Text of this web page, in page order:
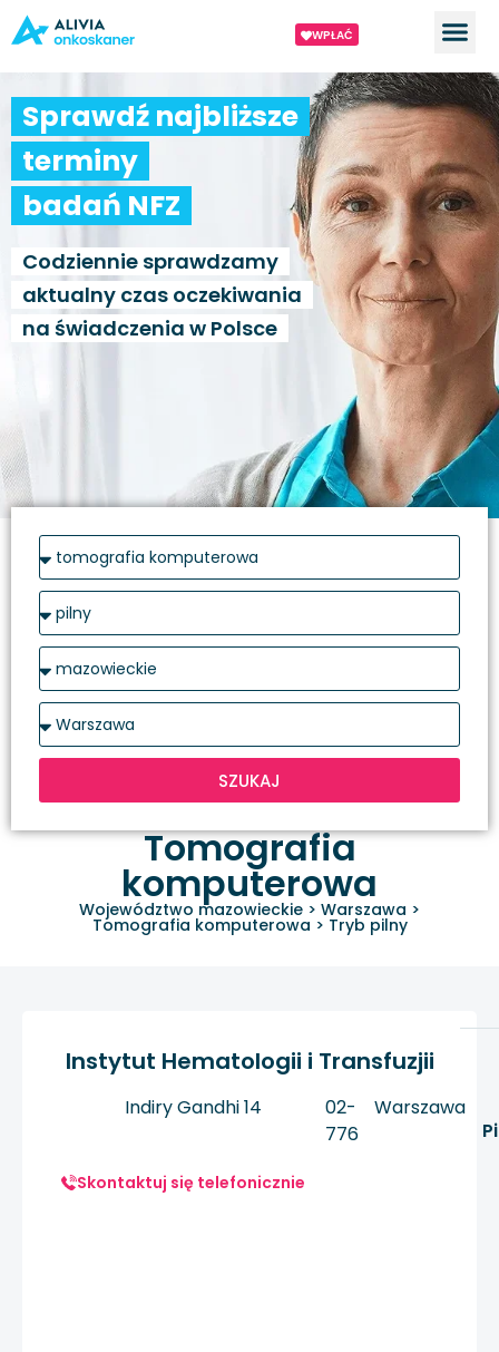
WPŁAĆ
Sprawdź najbliższe
terminy
badań NFZ
Codziennie sprawdzamy
aktualny czas oczekiwania
na świadczenia w Polsce
SZUKAJ
Tomografia
komputerowa
Województwo mazowieckie > Warszawa >
Tomografia komputerowa > Tryb pilny
Instytut Hematologii i Transfuzjii
Indiry Gandhi 14
02-
776
Warszawa
Skontaktuj się telefonicznie